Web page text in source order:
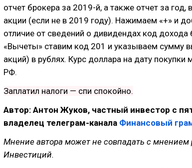
отчет брокера за 2019-й, а также отчет за
акции (если не в 2019 году). Нажимаем «+» и
отличие от сведений о дивидендах код дохода
«Вычеты» ставим код 201 и указываем сумму
акций) в рублях. Курс доллара на дату покупки
РФ.
Заплатил налоги — спи спокойно.
Автор: Антон Жуков, частный инвестор с
владелец телеграм-канала Финансовый
Мнение автора может не совпадать с
Инвестиций.